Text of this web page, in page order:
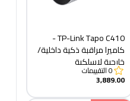
TP-Link Tapo C410 -
كاميرا مراقبة ذكية داخلية/
خارجية لاسلكية
0التقييمات
3,889.00